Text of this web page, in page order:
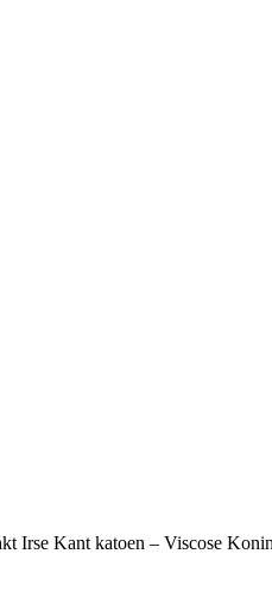
Irse Kant katoen – Viscose